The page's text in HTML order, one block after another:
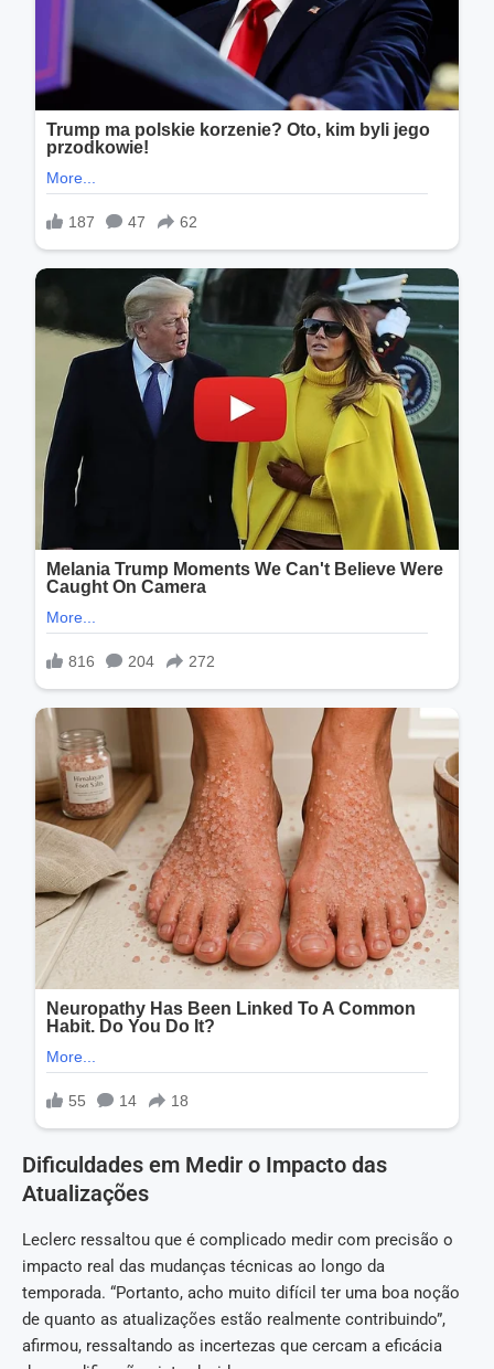
Dificuldades em Medir o Impacto das
Atualizações
Leclerc ressaltou que é complicado medir com precisão o
impacto real das mudanças técnicas ao longo da
temporada. “Portanto, acho muito difícil ter uma boa noção
de quanto as atualizações estão realmente contribuindo”,
afirmou, ressaltando as incertezas que cercam a eficácia